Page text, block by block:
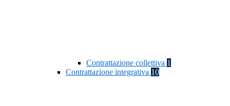
Contrattazione collettiva 1
Contrattazione integrativa 10